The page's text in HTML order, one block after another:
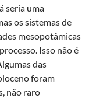
seria uma
os sistemas de
mesopotâmicas
Isso não é
das
foram
não raro